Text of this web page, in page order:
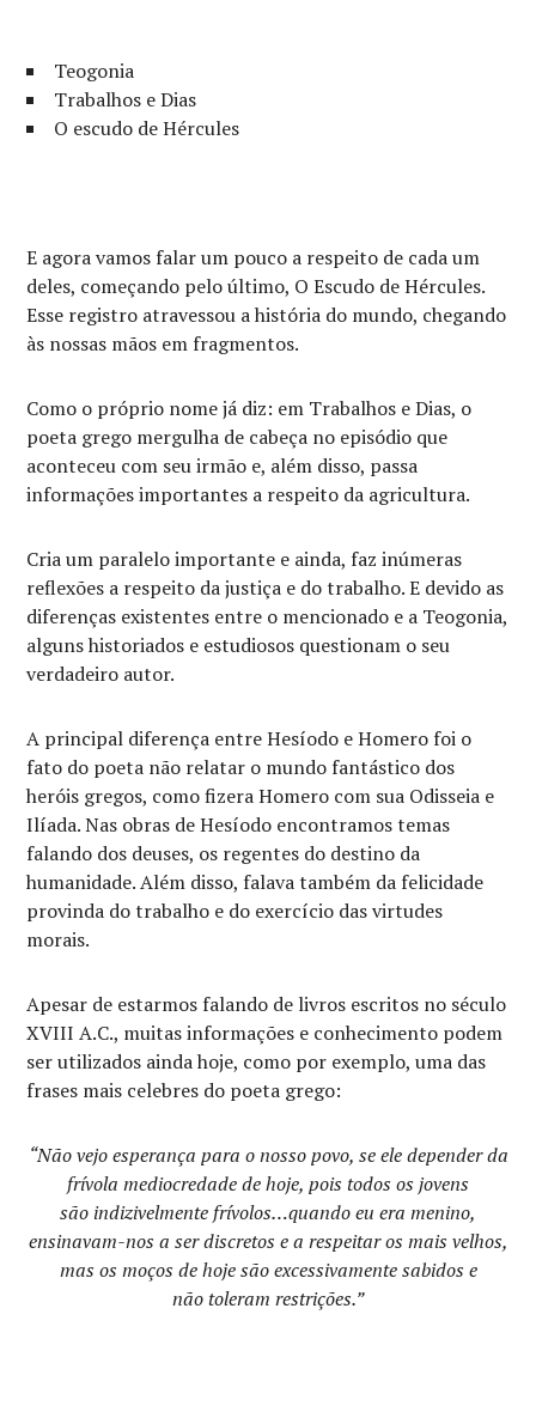
Teogonia
Trabalhos e Dias
O escudo de Hércules
E agora vamos falar um pouco a respeito de cada um
deles, começando pelo último, O Escudo de Hércules.
Esse registro atravessou a história do mundo, chegando
às nossas mãos em fragmentos.
Como o próprio nome já diz: em Trabalhos e Dias, o
poeta grego mergulha de cabeça no episódio que
aconteceu com seu irmão e, além disso, passa
informações importantes a respeito da agricultura.
Cria um paralelo importante e ainda, faz inúmeras
reflexões a respeito da justiça e do trabalho. E devido as
diferenças existentes entre o mencionado e a Teogonia,
alguns historiados e estudiosos questionam o seu
verdadeiro autor.
A principal diferença entre Hesíodo e Homero foi o
fato do poeta não relatar o mundo fantástico dos
heróis gregos, como fizera Homero com sua Odisseia e
Ilíada. Nas obras de Hesíodo encontramos temas
falando dos deuses, os regentes do destino da
humanidade. Além disso, falava também da felicidade
provinda do trabalho e do exercício das virtudes
morais.
Apesar de estarmos falando de livros escritos no século
XVIII A.C., muitas informações e conhecimento podem
ser utilizados ainda hoje, como por exemplo, uma das
frases mais celebres do poeta grego:
“Não vejo esperança para o nosso povo, se ele depender da
frívola mediocredade de hoje, pois todos os jovens
são indizivelmente frívolos…quando eu era menino,
ensinavam-nos a ser discretos e a respeitar os mais velhos,
mas os moços de hoje são excessivamente sabidos e
não toleram restrições.”